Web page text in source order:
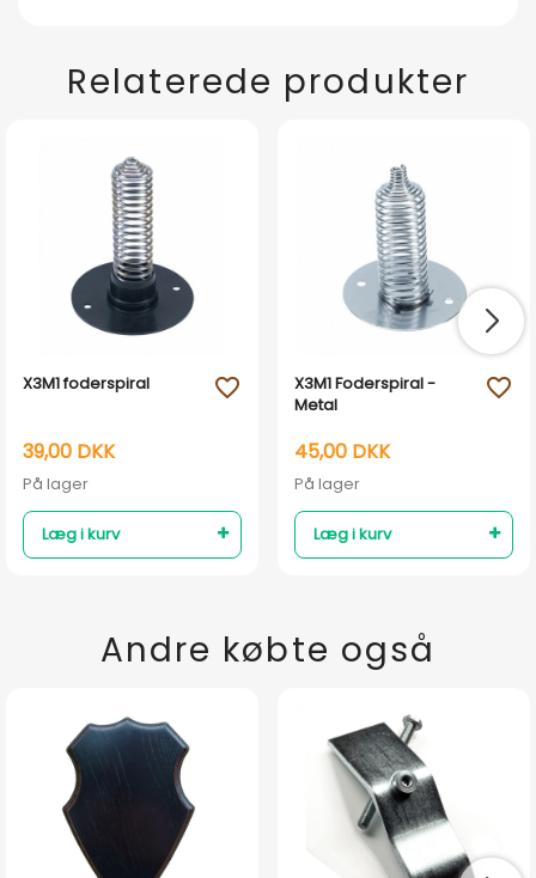
Relaterede produkter
X3M1 foderspiral
39,00 DKK
På lager
Læg i kurv
favorite_outline
X3M1 Foderspiral -
Metal
45,00 DKK
På lager
Læg i kurv
favorite_outline
Andre købte også